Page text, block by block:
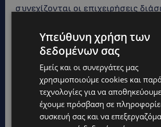
συνεχίζονται οι επιχειρήσεις
Additional footage of the
damage in La Guaira,
the powerful earthquakes.
pic.twitter.com/TuWjpBblnF
Υπεύθυνη χρήση των
δεδομένων σας
Εμείς και οι συνεργάτες μας
χρησιμοποιούμε cookies και
τεχνολογίες για να
έχουμε πρόσβαση σε
συσκευή σας και να